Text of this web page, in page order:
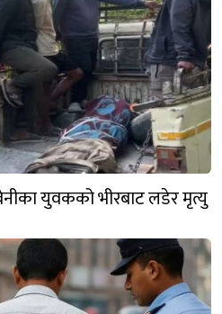
युवकको भीरबाट लडेर मृत्यु